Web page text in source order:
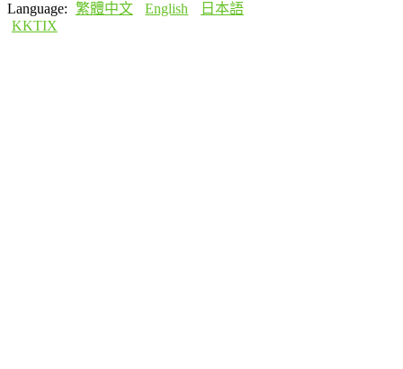
Language: 繁體中文 English
日本語
KKTIX